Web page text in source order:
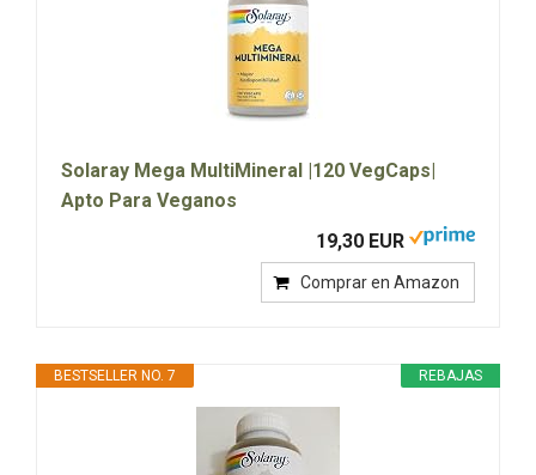
Solaray Mega MultiMineral |120 VegCaps|
Apto Para Veganos
19,30 EUR
Comprar en Amazon
REBAJAS
BESTSELLER NO. 7